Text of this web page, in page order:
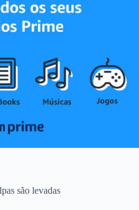
são levadas